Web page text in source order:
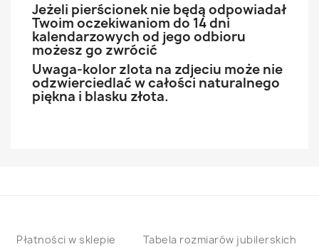
Jeżeli pierścionek nie będą odpowiadał
Twoim oczekiwaniom do 14 dni
kalendarzowych od jego odbioru
możesz go zwrócić
Uwaga-kolor zlota na zdjeciu może nie
odzwierciedlać w całości naturalnego
piękna i blasku złota.
Płatności w sklepie
Tabela rozmiarów jubilerskich